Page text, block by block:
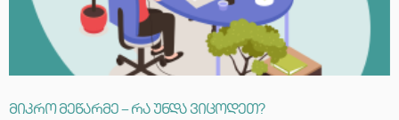
მიკრო მეწარმე – რა უნდა ვიცოდეთ?